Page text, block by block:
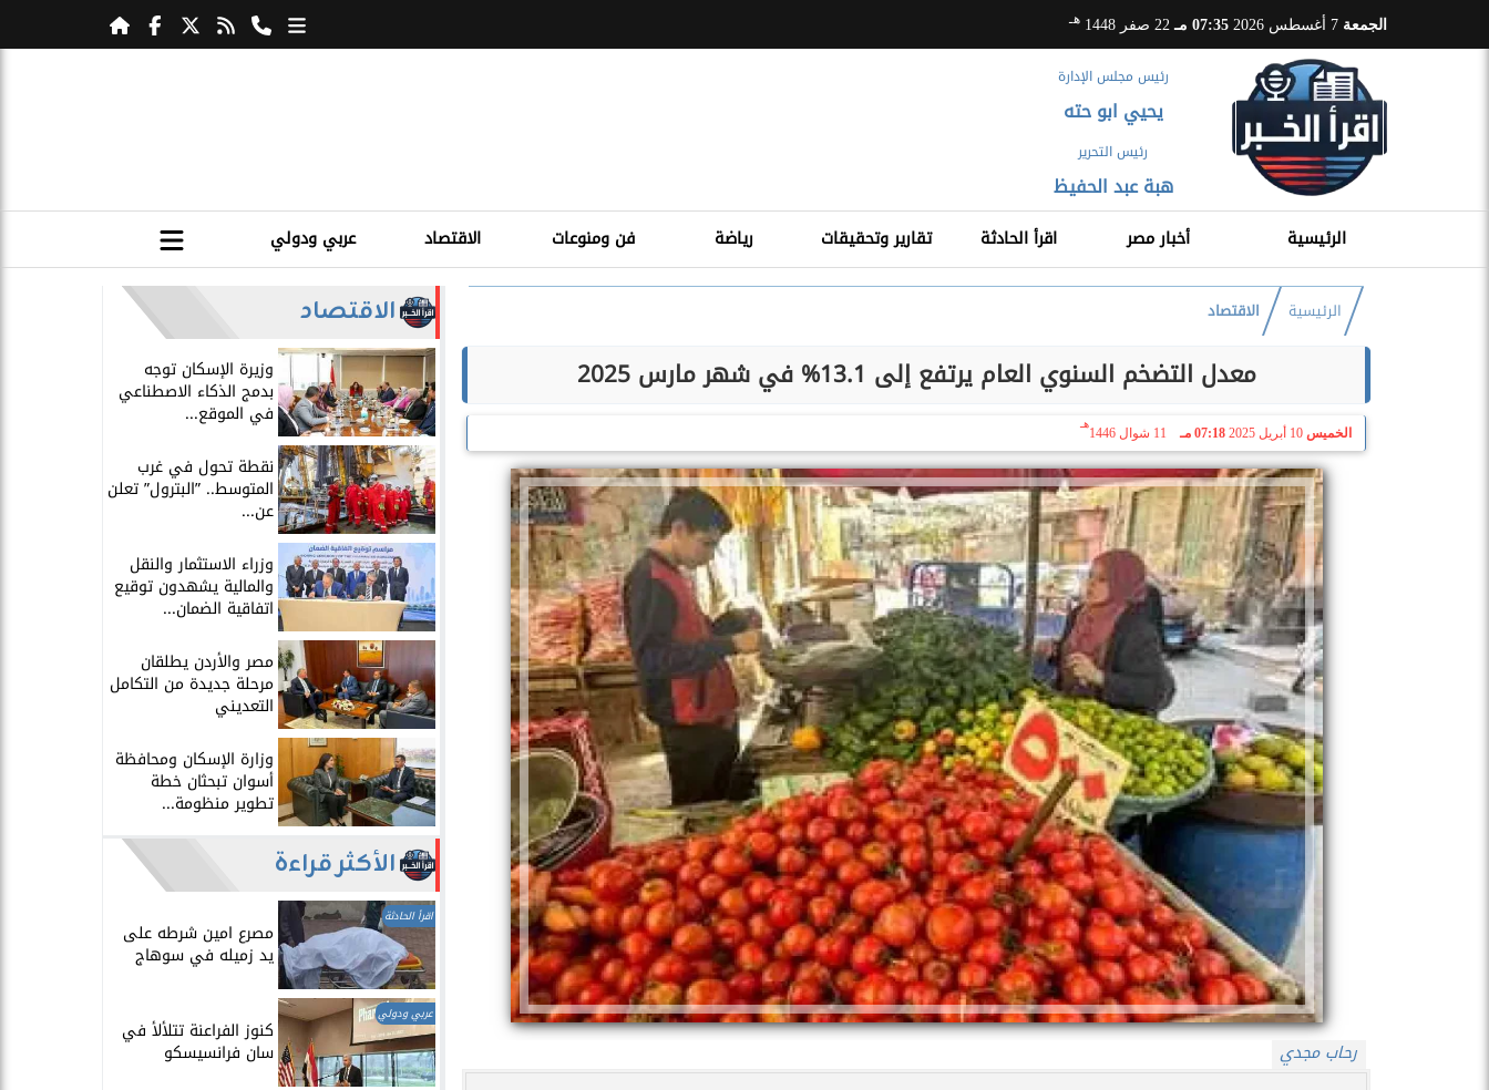
الجمعة 07:35 مـ 22 صفر 1448 هـ
رئيس مجلس الإدارة
يحيي ابو حته
رئيس التحرير
هبة عبد الحفيظ
الرئيسية أخبار مصر اقرأ الحادثة تقارير وتحقيقات رياضة فن ومنوعات الاقتصاد عربي ودولي
الرئيسية الاقتصاد
معدل التضخم السنوي العام يرتفع إلى 13.1% في شهر مارس 2025
الخميس 10 أبريل 2025 07:18 مـ 11 شوال 1446
هـ
رحاب مجدي
الاقتصاد
​وزيرة الإسكان توجه
بدمج الذكاء الاصطناعي
في الموقع...
​نقطة تحول في غرب
المتوسط.. ”البترول” تعلن
عن...
​وزراء الاستثمار والنقل
والمالية يشهدون توقيع
اتفاقية الضمان...
​مصر والأردن يطلقان
مرحلة جديدة من التكامل
التعديني
وزارة الإسكان ومحافظة
أسوان تبحثان خطة
تطوير منظومة...
الأكثر قراءة
اقرأ الحادثة
مصرع امين شرطه على
يد زميله في سوهاج
عربي ودولي
​كنوز الفراعنة تتلألأ في
سان فرانسيسكو